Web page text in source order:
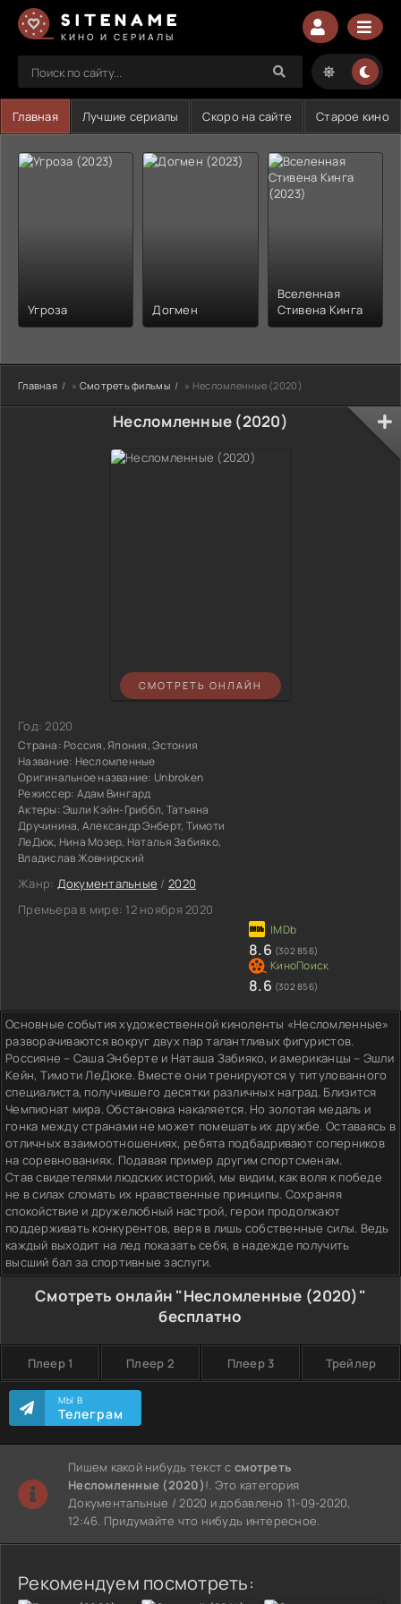
SITENAME
КИНО И СЕРИАЛЫ
Главная Лучшие сериалы Скоро на сайте Старое кино
Угроза Догмен
Вселенная
Стивена Кинга
Главная » Смотреть фильмы » Несломленные (2020)
Несломленные (2020)
СМОТРЕТЬ ОНЛАЙН
Год:2020
Страна: Россия, Япония, Эстония
Название: Несломленные
Оригинальное название: Unbroken
Режиссер: Адам Вингард
Актеры:Эшли Кэйн-Гриббл, Татьяна
Дручинина, Александр Энберт, Тимоти
ЛеДюк, Нина Мозер, Наталья Забияко,
Владислав Жовнирский
Жанр: Документальные / 2020
Премьера в мире: 12 ноября 2020
8.6 (302 856)
8.6 (302 856)
Основные события художественной киноленты «Несломленные»
разворачиваются вокруг двух пар талантливых фигуристов.
Россияне – Саша Энберте и Наташа Забияко, и американцы – Эшли
Кейн, Тимоти ЛеДюке. Вместе они тренируются у титулованного
специалиста, получившего десятки различных наград. Близится
Чемпионат мира. Обстановка накаляется. Но золотая медаль и
гонка между странами не может помешать их дружбе. Оставаясь в
отличных взаимоотношениях, ребята подбадривают соперников
на соревнованиях. Подавая пример другим спортсменам.
Став свидетелями людских историй, мы видим, как воля к победе
не в силах сломать их нравственные принципы. Сохраняя
спокойствие и дружелюбный настрой, герои продолжают
поддерживать конкурентов, веря в лишь собственные силы. Ведь
каждый выходит на лед показать себя, в надежде получить
высший бал за спортивные заслуги.
Смотреть онлайн "Несломленные (2020)"
бесплатно
Плеер 1 Плеер 2 Плеер 3 Трейлер
МЫ В
Телеграм
Пишем какой нибудь текст ссмотреть
Несломленные (2020)!. Это категория
Документальные / 2020 и добавлено 11-09-2020,
12:46. Придумайте что нибудь интересное.
Рекомендуем посмотреть: